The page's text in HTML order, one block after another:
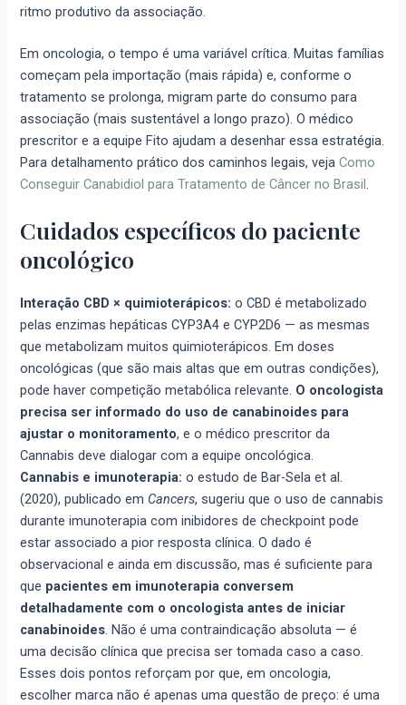
ritmo produtivo da associação.
Em oncologia, o tempo é uma variável crítica. Muitas famílias
começam pela importação (mais rápida) e, conforme o
tratamento se prolonga, migram parte do consumo para
associação (mais sustentável a longo prazo). O médico
prescritor e a equipe Fito ajudam a desenhar essa estratégia.
Para detalhamento prático dos caminhos legais, vejaComo
Conseguir Canabidiol para Tratamento de Câncer no Brasil.
Cuidados específicos do paciente
oncológico
Interação CBD × quimioterápicos: o CBD é metabolizado
pelas enzimas hepáticas CYP3A4 e CYP2D6 — as mesmas
que metabolizam muitos quimioterápicos. Em doses
oncológicas (que são mais altas que em outras condições),
pode haver competição metabólica relevante. O oncologista
precisa ser informado do uso de canabinoides para
ajustar o monitoramento, e o médico prescritor da
Cannabis deve dialogar com a equipe oncológica.
Cannabis e imunoterapia: o estudo de Bar-Sela et al.
(2020), publicado em Cancers, sugeriu que o uso de cannabis
durante imunoterapia com inibidores de checkpoint pode
estar associado a pior resposta clínica. O dado é
observacional e ainda em discussão, mas é suficiente para
que pacientes em imunoterapia conversem
detalhadamente com o oncologista antes de iniciar
canabinoides. Não é uma contraindicação absoluta — é
uma decisão clínica que precisa ser tomada caso a caso.
Esses dois pontos reforçam por que, em oncologia,
escolher marca não é apenas uma questão de preço: é uma